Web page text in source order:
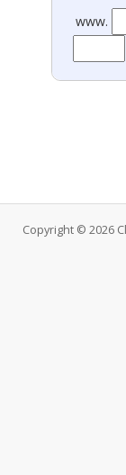
www.
Copyright © 2026